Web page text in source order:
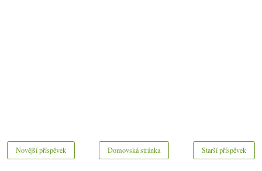
Novější příspěvek Starší příspěvek
Domovská stránka